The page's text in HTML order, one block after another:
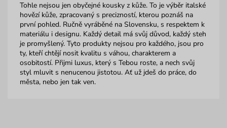
Tohle nejsou jen obyčejné kousky z kůže. To je výběr italské
hovězí kůže, zpracovaný s precizností, kterou poznáš na
první pohled. Ručně vyráběné na Slovensku, s respektem k
materiálu i designu. Každý detail má svůj důvod, každý steh
je promyšlený. Tyto produkty nejsou pro každého, jsou pro
ty, kteří chtějí nosit kvalitu s váhou, charakterem a
osobitostí. Přijmi luxus, který s Tebou roste, a nech svůj
styl mluvit s nenucenou jistotou. Ať už jdeš do práce, do
města, nebo jen tak ven.